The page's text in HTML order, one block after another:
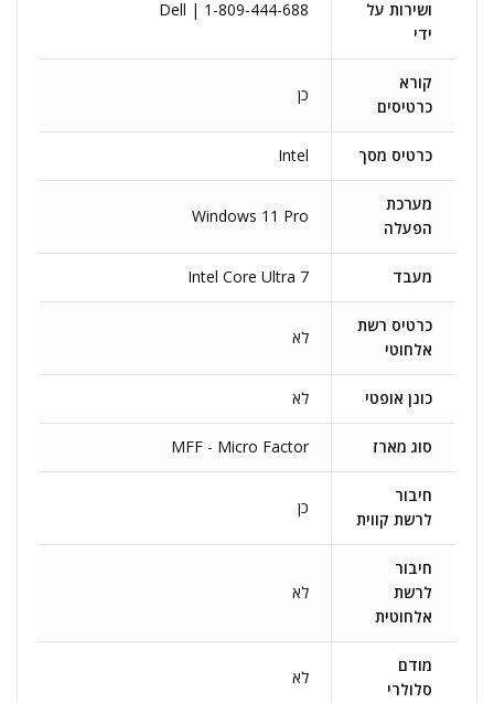
ושירות על
ידי
Dell | 1-809-444-688
קורא
כרטיסים
כן
כרטיס מסך Intel
מערכת
הפעלה
Windows 11 Pro
מעבד Intel Core Ultra 7
כרטיס רשת
אלחוטי
לא
כונן אופטי לא
סוג מארז MFF - Micro Factor
חיבור
לרשת קווית
כן
חיבור
לרשת
אלחוטית
לא
מודם
סלולרי
לא